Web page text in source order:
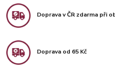
Doprava v ČR zdarma při
Doprava od 65 Kč